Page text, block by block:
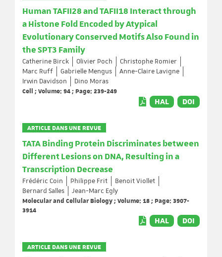
Human TAFII28 and TAFII18 Interact through
a Histone Fold Encoded by Atypical
Evolutionary Conserved Motifs Also Found in
the SPT3 Family
Catherine Birck Olivier Poch
Christophe Romier
Marc Ruff
Gabrielle Mengus
Anne-Claire Lavigne
Irwin Davidson
Dino Moras
Cell ; Volume: 94 ; Page: 239-249
HAL DOI
ARTICLE DANS UNE REVUE
TATA Binding Protein Discriminates between
Different Lesions on DNA, Resulting in a
Transcription Decrease
Frédéric Coin Philippe Frit
Benoit Viollet
Bernard Salles
Jean-Marc Egly
Molecular and Cellular Biology ; Volume: 18 ; Page: 3907-
3914
HAL DOI
ARTICLE DANS UNE REVUE